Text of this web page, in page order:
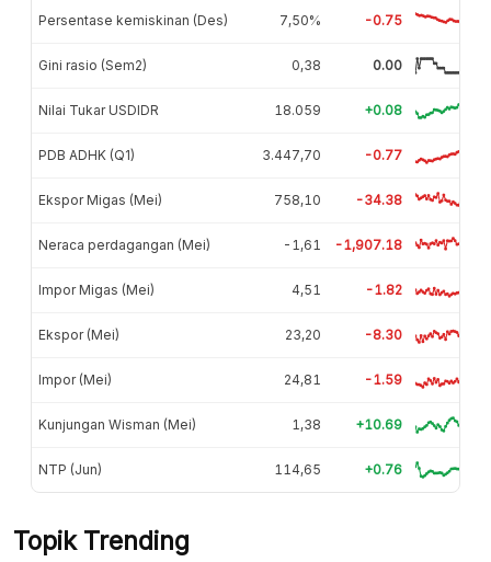
Persentase kemiskinan (Des) 7,50% -0.75
Gini rasio (Sem2) 0,38 0.00
Nilai Tukar USDIDR 18.059 +0.08
PDB ADHK (Q1) 3.447,70 -0.77
Ekspor Migas (Mei) 758,10 -34.38
Neraca perdagangan (Mei) -1,61 -1,907.18
Impor Migas (Mei) 4,51 -1.82
Ekspor (Mei) 23,20 -8.30
Impor (Mei) 24,81 -1.59
Kunjungan Wisman (Mei) 1,38 +10.69
NTP (Jun) 114,65 +0.76
Topik Trending